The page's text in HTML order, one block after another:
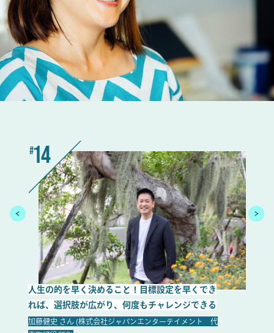
14
人生の的を早く決めること！目標設定を早くでき
れば、選択肢が広がり、何度もチャレンジできる
加藤健史 さん (株式会社ジャパンエンターテイメント 代